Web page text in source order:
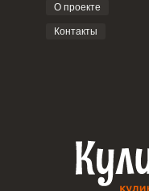
О проекте
Контакты